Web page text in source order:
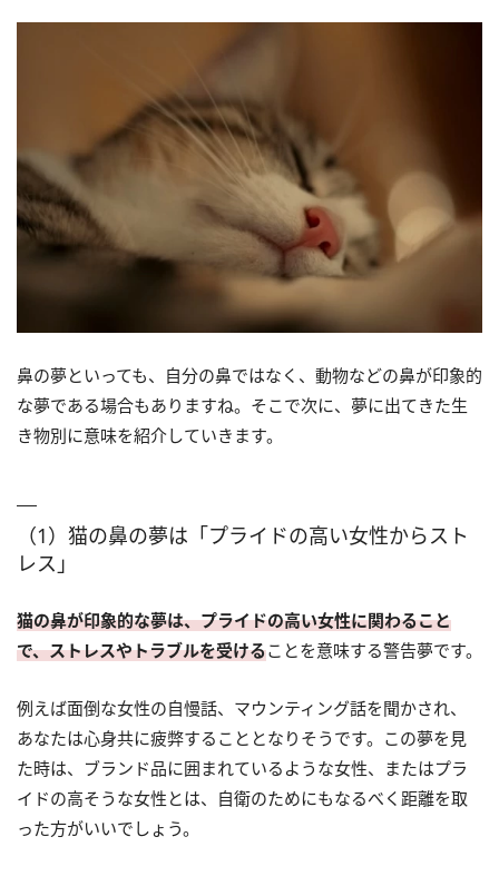
鼻の夢といっても、自分の鼻ではなく、動物などの鼻が印象的
な夢である場合もありますね。そこで次に、夢に出てきた生
き物別に意味を紹介していきます。
（1）猫の鼻の夢は「プライドの高い女性からスト
レス」
猫の鼻が印象的な夢は、プライドの高い女性に関わること
で、ストレスやトラブルを受けることを意味する警告夢です。
例えば面倒な女性の自慢話、マウンティング話を聞かされ、
あなたは心身共に疲弊することとなりそうです。この夢を見
た時は、ブランド品に囲まれているような女性、またはプラ
イドの高そうな女性とは、自衛のためにもなるべく距離を取
った方がいいでしょう。